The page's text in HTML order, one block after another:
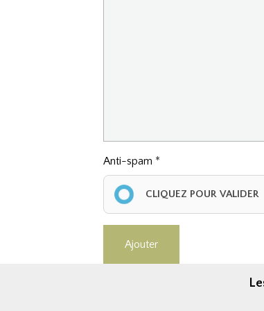
Anti-spam
CLIQUEZ POUR VALIDER
Ajouter